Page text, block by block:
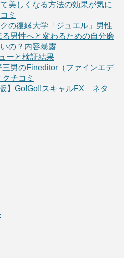
美しくなる方法の効果が気に
ミ
の復縁大学「ジュエル」男性
男性へと変わるための自分磨
の？内容暴露
ーと検証結果
男のFineditor（ファインエデ
チコミ
】Go!Go!!スキャルFX ネタ